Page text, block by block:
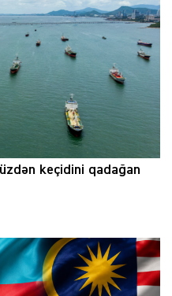
keçidini qadağan